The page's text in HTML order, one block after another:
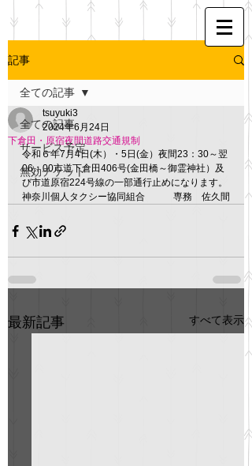
記事
全ての記事
サービス予定
無効チケット
全ての記事
下倉田・原宿夜間道路交通規制
tsuyuki3
2024年6月24日
令和６年7月4日(木）・5日(金）夜間23：30～翌
06：00市道下倉田406号(金田橋～御霊神社）及
び市道原宿224号線の一部通行止めになります。
神奈川個人タクシー協同組合　　　専務　佐久間
最新記事 すべて表示